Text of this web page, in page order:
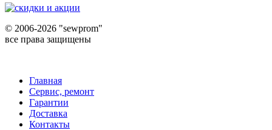
© 2006-2026 "sewprom"
все права защищены
Главная
Сервис, ремонт
Гарантии
Доставка
Контакты